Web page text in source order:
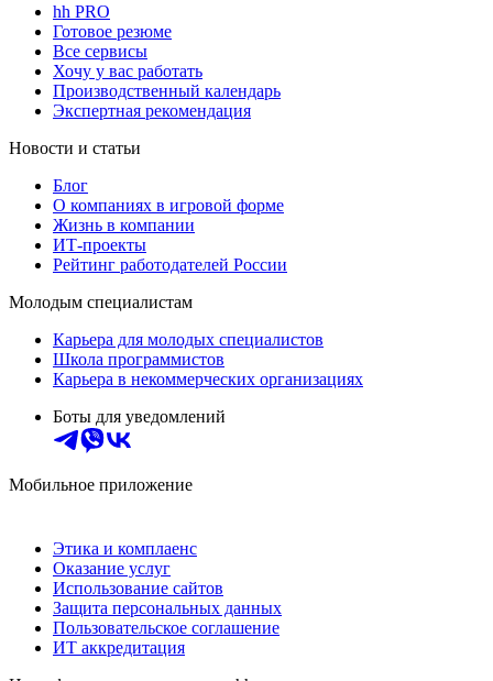
hh PRO
Готовое резюме
Все сервисы
Хочу у вас работать
Производственный календарь
Экспертная рекомендация
Новости и статьи
Блог
О компаниях в игровой форме
Жизнь в компании
ИТ-проекты
Рейтинг работодателей России
Молодым специалистам
Карьера для молодых специалистов
Школа программистов
Карьера в некоммерческих организациях
Боты для уведомлений
Мобильное приложение
Этика и комплаенс
Оказание услуг
Использование сайтов
Защита персональных данных
Пользовательское соглашение
ИТ аккредитация